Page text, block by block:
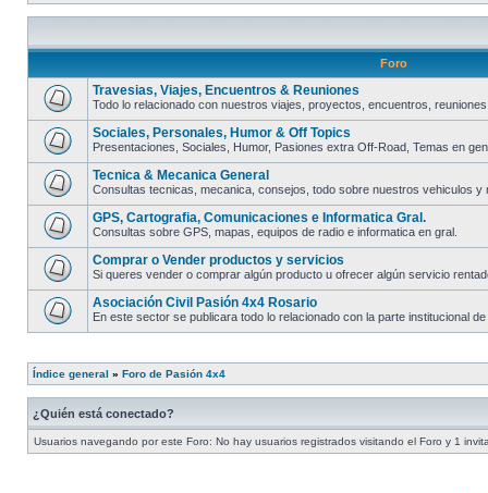
Foro
Travesias, Viajes, Encuentros & Reuniones
Todo lo relacionado con nuestros viajes, proyectos, encuentros,
Sociales, Personales, Humor & Off Topics
Presentaciones, Sociales, Humor, Pasiones extra Off-Road, Temas en
Tecnica & Mecanica General
Consultas tecnicas, mecanica, consejos, todo sobre nuestros vehiculos y
GPS, Cartografia, Comunicaciones e Informatica Gral.
Consultas sobre GPS, mapas, equipos de radio e informatica en gral.
Comprar o Vender productos y servicios
Si queres vender o comprar algún producto u ofrecer algún servicio
Asociación Civil Pasión 4x4 Rosario
En este sector se publicara todo lo relacionado con la parte institucional
Índice general » Foro de Pasión 4x4
¿Quién está conectado?
Usuarios navegando por este Foro: No hay usuarios registrados visitando el Foro y 1